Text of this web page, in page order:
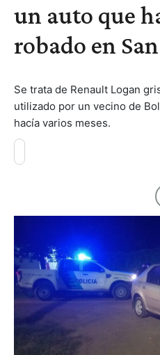
un auto que
robado en
Se trata de Renault Logan
utilizado por un vecino de
hacía varios meses.